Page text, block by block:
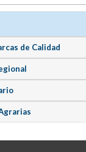
de Calidad